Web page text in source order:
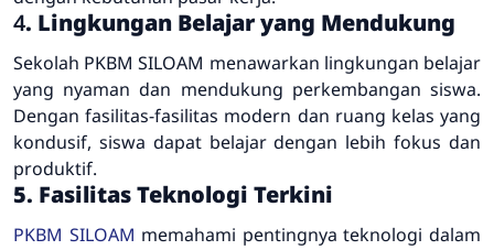
4. Lingkungan Belajar yang Mendukung
Sekolah PKBM SILOAM menawarkan lingkungan belajar
yang nyaman dan mendukung perkembangan siswa.
Dengan fasilitas-fasilitas modern dan ruang kelas yang
kondusif, siswa dapat belajar dengan lebih fokus dan
produktif.
5. Fasilitas Teknologi Terkini
PKBM SILOAM memahami pentingnya teknologi dalam